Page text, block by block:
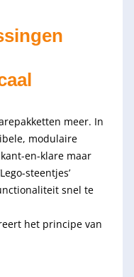
meer. In
modulaire
en-klare maar
steentjes’
snel te
het principe van